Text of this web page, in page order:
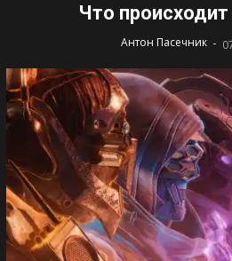
Что происходит
Антон Пасечник -